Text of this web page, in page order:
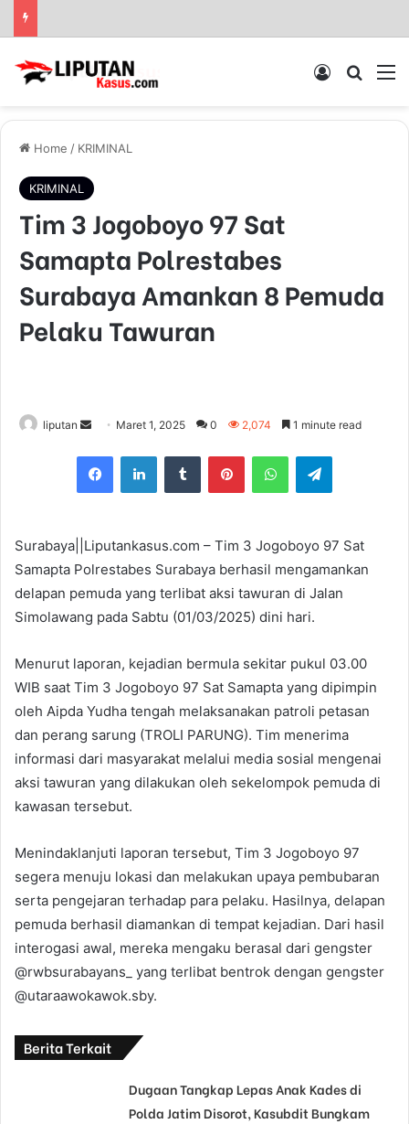
Log In
Home / KRIMINAL
KRIMINAL
Tim 3 Jogoboyo 97 Sat
Samapta Polrestabes
Surabaya Amankan 8 Pemuda
Pelaku Tawuran
liputan
n
d
e
m
a
i
Maret 1, 2025 0 2,074 1 minute read
Surabaya||Liputankasus.com – Tim 3 Jogoboyo 97 Sat
Samapta Polrestabes Surabaya berhasil mengamankan
delapan pemuda yang terlibat aksi tawuran di Jalan
Simolawang pada Sabtu (01/03/2025) dini hari.
Menurut laporan, kejadian bermula sekitar pukul 03.00
WIB saat Tim 3 Jogoboyo 97 Sat Samapta yang dipimpin
oleh Aipda Yudha tengah melaksanakan patroli petasan
dan perang sarung (TROLI PARUNG). Tim menerima
informasi dari masyarakat melalui media sosial mengenai
aksi tawuran yang dilakukan oleh sekelompok pemuda di
kawasan tersebut.
Menindaklanjuti laporan tersebut, Tim 3 Jogoboyo 97
segera menuju lokasi dan melakukan upaya pembubaran
serta pengejaran terhadap para pelaku. Hasilnya, delapan
pemuda berhasil diamankan di tempat kejadian. Dari hasil
interogasi awal, mereka mengaku berasal dari gengster
@rwbsurabayans_ yang terlibat bentrok dengan gengster
@utaraawokawok.sby.
Berita Terkait
Dugaan Tangkap Lepas Anak Kades di
Polda Jatim Disorot, Kasubdit Bungkam